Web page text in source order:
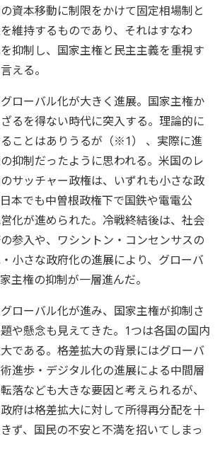
資本移動に制限をかけて固定相場制と
維持するものであり、それはすなわ
抑制し、国家主権と民主主義を重視す
える。
ローバル化が大きく進展。国家主権か
るを得ない時代に突入する。理論的に
ことはありうるが（※1） 、実際に進
抑制だったように思われる。米国のレ
サッチャー政権は、いずれも小さな政
本でも中曽根政権下で国鉄や電電公
化が進められた。冷戦終結後は、社会
参入や、ワシントン・コンセンサスの
小さな政府化の進展により、グローバ
主権の抑制が一層進んだ。
ローバル化が進み、国家主権が抑制さ
や懸念も見えてきた。1つは各国の国内
である。格差拡大の背景にはグローバ
進歩・デジタル化の進展による中間層
落なども大きな要因と考えられるが、
府は格差拡大に対して所得再分配を十
ず、国民の不安と不満を招いてしまっ